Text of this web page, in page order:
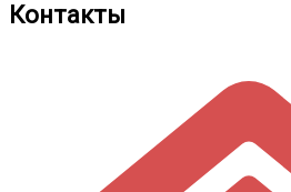
Контакты